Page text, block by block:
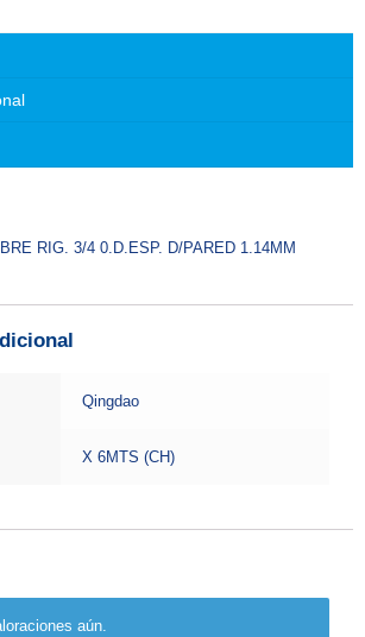
RIG. 3/4 0.D.ESP. D/PARED 1.14MM
Qingdao
X 6MTS (CH)
aún.